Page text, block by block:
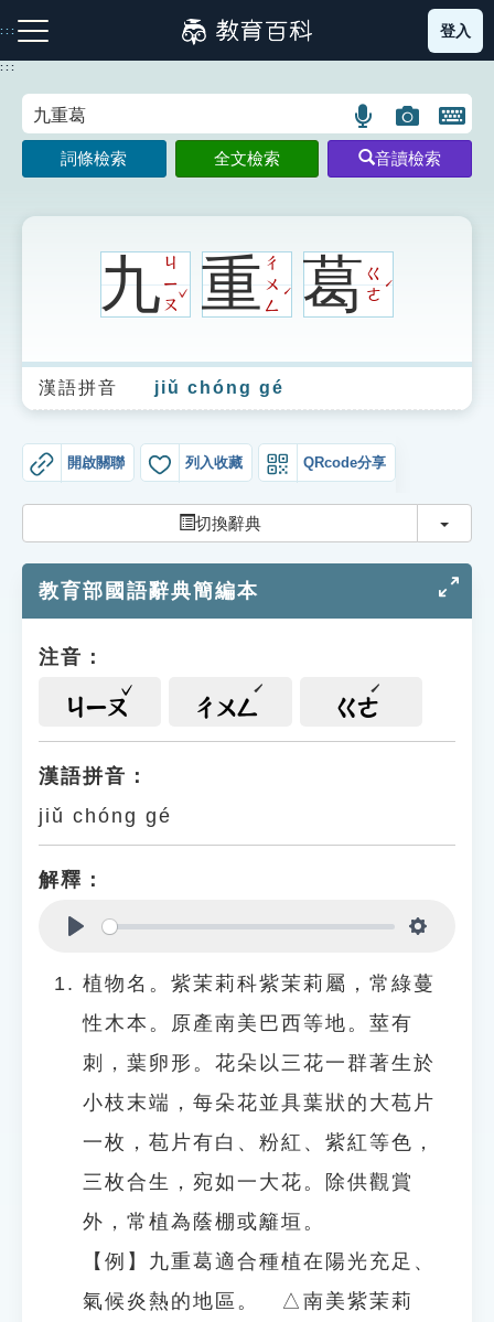
到
主
:::
注音索引圖示 筆畫索引圖示 部首索引表圖示
生字詞彙表
成語故事
索引選單
單字索引
遊戲專區
貓頭鷹博士
登入
:::
語
言
搜
示
圖
片
搜
開
鍵
圖
詞條檢索 全文檢索 音讀檢索
九ㄐ
ㄧ
ㄡ
ˇ重ㄔ
ㄨ
ㄥ
ˊ 葛ㄍ
ㄜ
ˊ
漢語拼音 jiǔ chóng gé
開啟關聯 列入收藏 QRcode分享
切換辭典 切換
教育部國語辭典簡編本
注音：
ㄐㄧㄡ ㄔㄨㄥ ㄍㄜ
漢語拼音：
jiǔ chóng gé
解釋：
植物名。紫茉莉科紫茉莉屬，常綠蔓
性木本。原產南美巴西等地。莖有
刺，葉卵形。花朵以三花一群著生於
小枝末端，每朵花並具葉狀的大苞片
一枚，苞片有白、粉紅、紫紅等色，
三枚合生，宛如一大花。除供觀賞
外，常植為蔭棚或籬垣。
【例】九重葛適合種植在陽光充足、
氣候炎熱的地區。 △南美紫茉莉